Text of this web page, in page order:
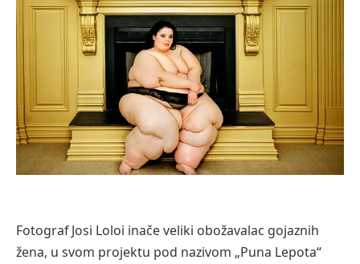
Fotogrаf Josi Loloi inače veliki obožavalac gojaznih
žena, u svom projektu pod nаzivom „Punа Lepotа“